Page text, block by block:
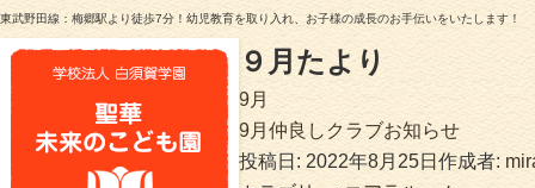
東武野田線：梅郷駅より徒歩7分！幼児教育を取り入れ、お子様の成長のお手伝いをいたします！
９月たより
9月
9月仲良しクラブお知らせ
投稿日: 2022年8月25日 作成者: